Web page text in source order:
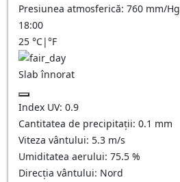
Presiunea atmosferică: 760 mm/Hg
18:00
25 °C|°F
Slab înnorat
Index UV: 0.9
Cantitatea de precipitații: 0.1 mm
Viteza vântului: 5.3 m/s
Umiditatea aerului: 75.5 %
Direcția vântului: Nord